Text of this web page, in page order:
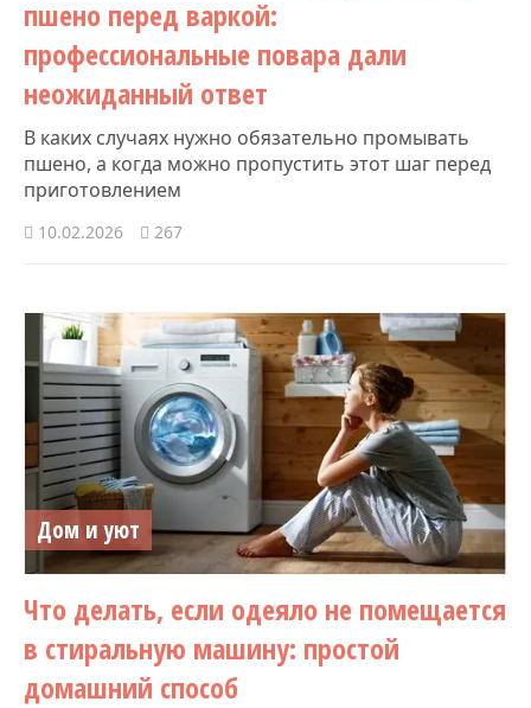
пшено перед варкой:
профессиональные повара дали
неожиданный ответ
В каких случаях нужно обязательно промывать
пшено, а когда можно пропустить этот шаг перед
приготовлением
10.02.2026 267
Дом и уют
Что делать, если одеяло не помещается
в стиральную машину: простой
домашний способ